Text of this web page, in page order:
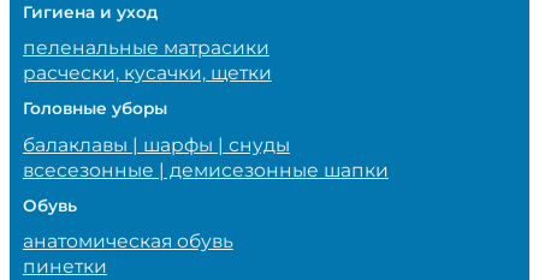
Гигиена и уход
пеленальные матрасики
расчески, кусачки, щетки
Головные уборы
балаклавы | шарфы | снуды
всесезонные | демисезонные шапки
Обувь
анатомическая обувь
пинетки